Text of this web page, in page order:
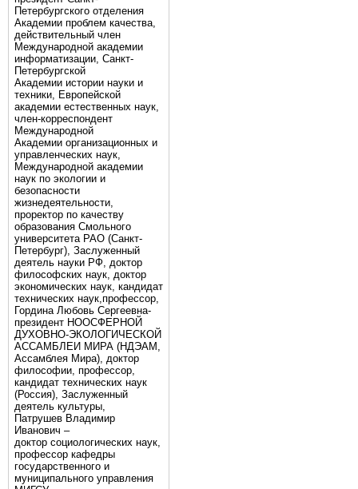
Петербургского отделения
Академии проблем качества,
действительный член
Международной академии
информатизации, Санкт-
Петербургской
Академии истории науки и
техники, Европейской
академии естественных наук,
член-корреспондент
Международной
Академии организационных и
управленческих наук,
Международной академии
наук по экологии и
безопасности
жизнедеятельности,
проректор по качеству
образования Смольного
университета РАО (Санкт-
Петербург), Заслуженный
деятель науки РФ, доктор
философских наук, доктор
экономических наук, кандидат
технических наук,профессор,
Гордина Любовь Сергеевна-
президент НООСФЕРНОЙ
ДУХОВНО-ЭКОЛОГИЧЕСКОЙ
АССАМБЛЕИ МИРА (НДЭАМ,
Ассамблея Мира), доктор
философии, профессор,
кандидат технических наук
(Россия), Заслуженный
деятель культуры,
Патрушев Владимир
Иванович –
доктор социологических наук,
профессор кафедры
государственного и
муниципального управления